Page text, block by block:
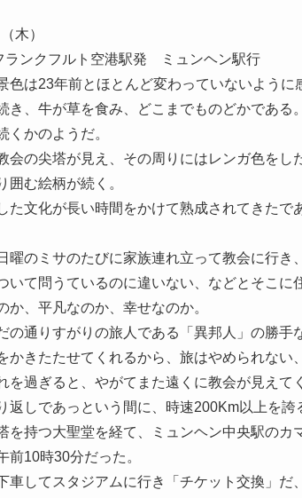
木）
ンクフルト空港駅発 ミュンヘン駅行
色は23年前とほとんど変わっていないように
き、牛が草を食み、どこまでものどかである。
くかのようだ。
会の尖塔が見え、その周りにはレンガ色を
囲む絵柄が続く。
た文化が長い時間をかけて熟成されてきた
曜のミサのたびに家族連れ立って教会に行
いて問うているのに違いない、などとそこに
か、平凡なのか、幸せなのか。
の通りすがりの旅人である「異邦人」の勝手
かきたたせてくれるから、旅はやめられな
を過ぎると、やがてまた遠くに教会が見えて
返しであっという間に、時速200Km以上を
を持つ大聖堂を経て、ミュンヘン中央駅のカ
前10時30分だった。
車してスタジアムに行き「チケット交換」だ